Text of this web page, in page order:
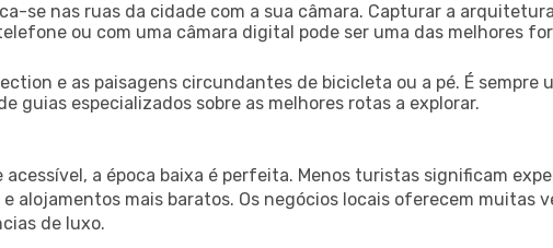
se nas ruas da cidade com a sua câmara. Capturar a
ou com uma câmara digital pode ser uma das melhores
e as paisagens circundantes de bicicleta ou a pé. É sempre
guias especializados sobre as melhores rotas a explorar.
a época baixa é perfeita. Menos turistas significam
alojamentos mais baratos. Os negócios locais oferecem muitas
de luxo.